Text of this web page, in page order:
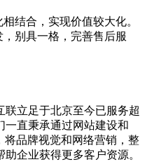
结合，实现价值较大化。
别具一格，完善售后服
联立足于北京至今已服务超
一直秉承通过网站建设和
将品牌视觉和网络营销，整
企业获得更多客户资源。